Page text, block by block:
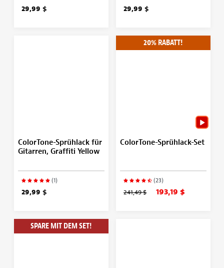
29,99 $ 29,99 $
ColorTone-Sprühlack für
Gitarren, Graffiti Yellow
(1)
29,99 $
20% RABATT!
ColorTone-Sprühlack-Set
(23)
241,49 $ 193,19 $
SPARE MIT DEM SET!